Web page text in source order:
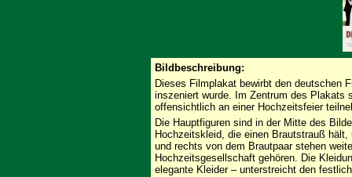
Bildbeschreibung:
Dieses Filmplakat bewirbt den deutschen
inszeniert wurde. Im Zentrum des Plakats
offensichtlich an einer Hochzeitsfeier
Die Hauptfiguren sind in der Mitte des
Hochzeitskleid, die einen Brautstrauß
und rechts von dem Brautpaar stehen
Hochzeitsgesellschaft gehören. Die
elegante Kleider – unterstreicht den